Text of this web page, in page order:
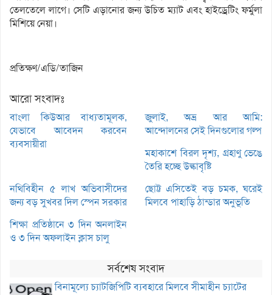
তেলতেলে লাগে। সেটি এড়ানোর জন্য উচিত ম্যাট এবং হাইড্রেটিং ফর্মুলা
মিশিয়ে নেয়া।
প্রতিক্ষণ/এডি/তাজিন
আরো সংবাদঃ
বাংলা কিউআর বাধ্যতামূলক,
যেভাবে আবেদন করবেন
ব্যবসায়ীরা
জুলাই, অভ্র আর আমি:
আন্দোলনের সেই দিনগুলোর গল্প
মহাকাশে বিরল দৃশ্য, গ্রহাণু ভেঙে
তৈরি হচ্ছে উল্কাবৃষ্টি
নথিবিহীন ৫ লাখ অভিবাসীদের
জন্য বড় সুখবর দিল স্পেন সরকার
ছোট্ট এসিতেই বড় চমক, ঘরেই
মিলবে পাহাড়ি ঠান্ডার অনুভূতি
শিক্ষা প্রতিষ্ঠানে ৩ দিন অনলাইন
ও ৩ দিন অফলাইন ক্লাস চালু
সর্বশেষ সংবাদ
বিনামূল্যে চ্যাটজিপিটি ব্যবহারে মিলবে সীমাহীন চ্যাটের